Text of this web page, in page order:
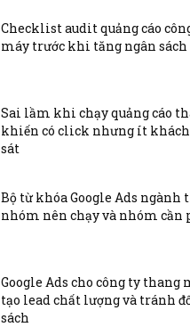
Checklist audit quảng cáo
máy trước khi tăng ngân sách
Sai lầm khi chạy quảng cáo
khiến có click nhưng ít
sát
Bộ từ khóa Google Ads ngành
nhóm nên chạy và nhóm cần
Google Ads cho công ty thang
tạo lead chất lượng và tránh
sách